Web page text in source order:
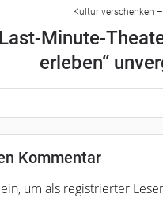
Kultur verschenken
Last-Minute-
erleben“
Kommentar
um als registrierter